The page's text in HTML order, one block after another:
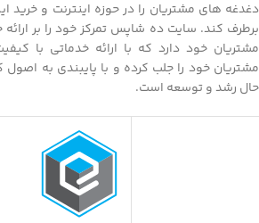
پارامتر های این مدل امپادانس 16 اهم
،حساسیت 92 دسی بلی و توان کلی 3-
5میلی وات میباشد. کابل مورد
استفاده در این ایرفون با خروجی Aux
کشیدگی داشته و با طول در حدود 120
سانتی متر و یک پنل کنترل صدا برای
پاسخ و یا رد تماس دارد. این هدفون
سیمی مناسب برای گوش‌ کردن به
موسیقی مورد علاقه خود از موبایل و
پخش‌ کننده‌های از قبیل انواع Mp3 پلیر
دغدغه های مشتریان را در حوزه اینترنت و خرید
برطرف کند. سایت ده شاپس تمرکز خود را بر ارائه
مشتریان خود دارد که با ارائه خدماتی با
مشتریان خود را جلب کرده و با پایبندی به
حال رشد و توسعه است.